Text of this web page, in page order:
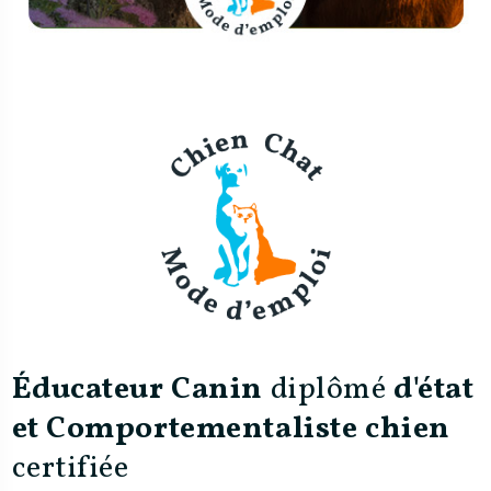
Éducateur Canin diplômé d'état
et Comportementaliste chien
certifiée